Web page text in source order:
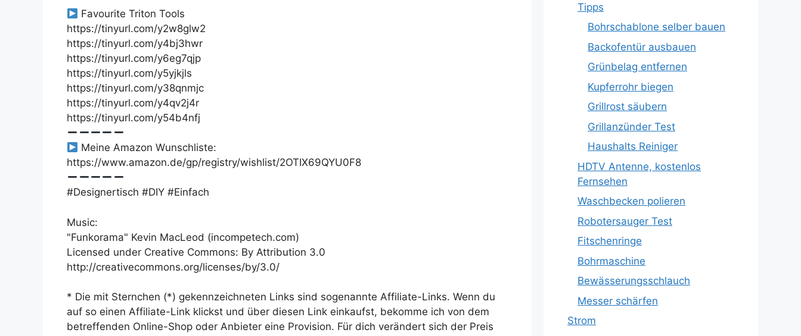
Favourite Triton Tools
https://tinyurl.com/y2w8glw2
https://tinyurl.com/y4bj3hwr
https://tinyurl.com/y6eg7qjp
https://tinyurl.com/y5yjkjls
https://tinyurl.com/y38qnmjc
https://tinyurl.com/y4qv2j4r
https://tinyurl.com/y54b4nfj
Meine Amazon Wunschliste:
https://www.amazon.de/gp/registry/wishlist/2OTIX69QYU0F8
#Designertisch #DIY #Einfach
Music:
"Funkorama" Kevin MacLeod (incompetech.com)
Licensed under Creative Commons: By Attribution 3.0
http://creativecommons.org/licenses/by/3.0/
* Die mit Sternchen (*) gekennzeichneten Links sind sogenannte Affiliate-Links. Wenn du
auf so einen Affiliate-Link klickst und über diesen Link einkaufst, bekomme ich von dem
betreffenden Online-Shop oder Anbieter eine Provision. Für dich verändert sich der Preis
Tipps
Bohrschablone selber bauen
Backofentür ausbauen
Grünbelag entfernen
Kupferrohr biegen
Grillrost säubern
Grillanzünder Test
Haushalts Reiniger
HDTV Antenne, kostenlos
Fernsehen
Waschbecken polieren
Robotersauger Test
Fitschenringe
Bohrmaschine
Bewässerungsschlauch
Messer schärfen
Strom